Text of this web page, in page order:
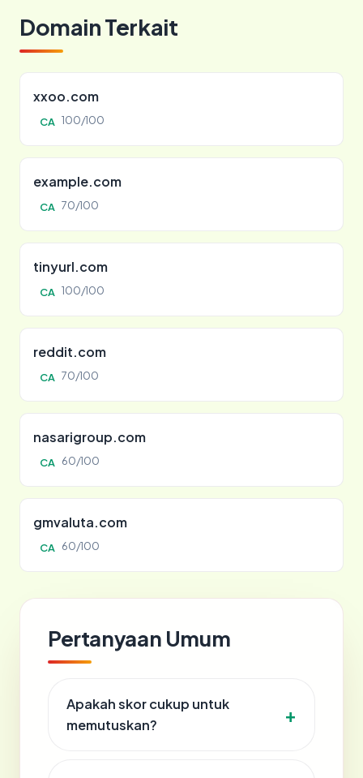
Domain Terkait
xxoo.com
CA 100/100
example.com
CA 70/100
tinyurl.com
CA 100/100
reddit.com
CA 70/100
nasarigroup.com
CA 60/100
gmvaluta.com
CA 60/100
Pertanyaan Umum
Apakah skor cukup untuk
memutuskan?